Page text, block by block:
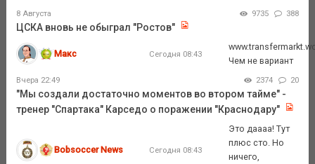
8 Августа 9735 388
ЦСКА вновь не обыграл "Ростов"
Макс Сегодня 08:43
Чем не вариант
Вчера 22:49 2374 20
"Мы создали достаточно моментов во втором тайме" -
тренер "Спартака" Карседо о поражении "Краснодару"
Bobsoccer News Сегодня 08:43
Это даааа! Тут
плюс сто. Но
ничего,